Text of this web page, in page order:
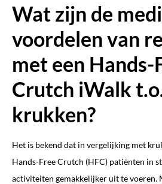
Wat zijn de
voordelen van
met een Hands-
Crutch iWalk
krukken?
Het is bekend dat in vergelijking met
Hands-Free Crutch (HFC) patiënten in
activiteiten gemakkelijker uit te voeren.